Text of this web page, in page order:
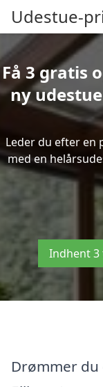
Udestue-
Få 3 gratis
ny
Leder du efter
med en
Indhent
Drømmer